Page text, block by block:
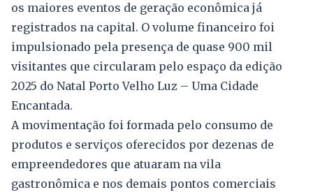
os maiores eventos de geração econômica já
registrados na capital. O volume financeiro foi
impulsionado pela presença de quase 900 mil
visitantes que circularam pelo espaço da edição
2025 do Natal Porto Velho Luz – Uma Cidade
Encantada.
A movimentação foi formada pelo consumo de
produtos e serviços oferecidos por dezenas de
empreendedores que atuaram na vila
gastronômica e nos demais pontos comerciais